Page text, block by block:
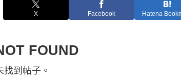
X Facebook Hatena
FOUND
找到帖子。